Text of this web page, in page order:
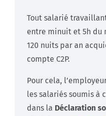
Tout salarié
entre minuit et 5h du
120 nuits par an
compte C2P.
Pour cela,
les salariés soumis à
dans la Déclaration